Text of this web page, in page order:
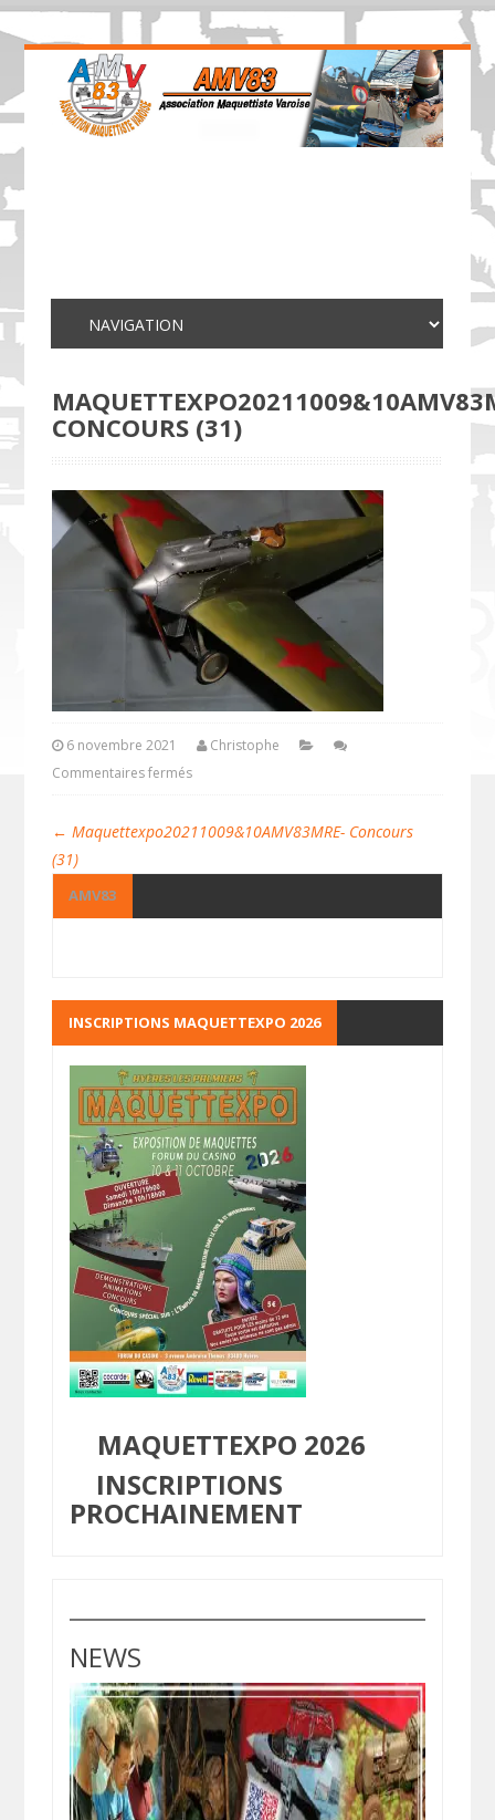
CONCOURS (31)
6 novembre 2021
Christophe
Commentaires fermés
← Maquettexpo20211009&10AMV83MRE- Concours
(31)
AMV83
INSCRIPTIONS MAQUETTEXPO 2026
MAQUETTEXPO 2026
INSCRIPTIONS
PROCHAINEMENT
NEWS